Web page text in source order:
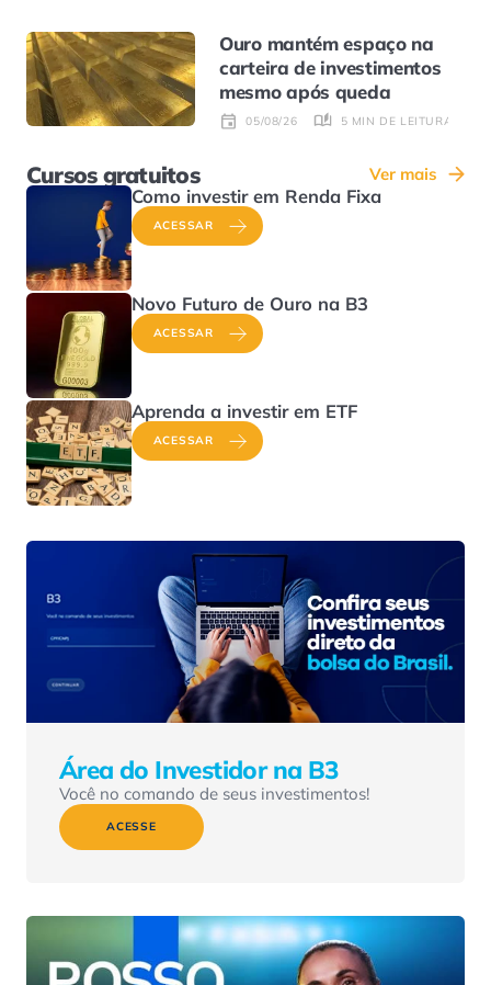
Ouro mantém espaço na
carteira de investimentos
mesmo após queda
05/08/26 5 MIN DE LEITURA
Cursos gratuitos Ver mais
Como investir em Renda Fixa
ACESSAR
Novo Futuro de Ouro na B3
ACESSAR
Aprenda a investir em ETF
ACESSAR
Área do Investidor na B3
Você no comando de seus investimentos!
ACESSE